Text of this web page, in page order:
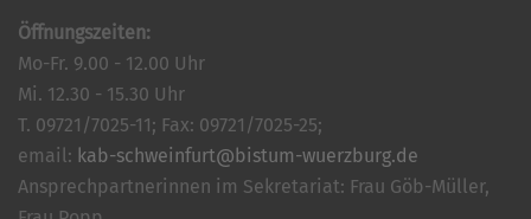
Öffnungszeiten:
Mo-Fr. 9.00 - 12.00 Uhr
Mi. 12.30 - 15.30 Uhr
T. 09721/7025-11; Fax: 09721/7025-25;
email: kab-schweinfurt@bistum-wuerzburg.de
Ansprechpartnerinnen im Sekretariat: Frau Göb-Müller,